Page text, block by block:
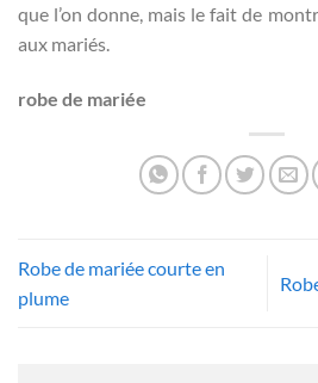
que l’on donne, mais le fait de
aux mariés.
robe de mariée
Robe de mariée courte en
plume